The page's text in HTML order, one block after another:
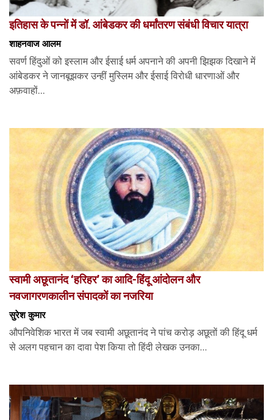
इतिहास के पन्नों में डॉ. आंबेडकर की धर्मांतरण संबंधी विचार यात्रा
शाहनवाज आलम
सवर्ण हिंदुओं को इस्लाम और ईसाई धर्म अपनाने की अपनी झिझक दिखाने में
आंबेडकर ने जानबूझकर उन्हीं मुस्लिम और ईसाई विरोधी धारणाओं और
अफ़वाहों...
स्वामी अछूतानंद ‘हरिहर’ का आदि-हिंदू आंदोलन और
नवजागरणकालीन संपादकों का नजरिया
सुरेश कुमार
औपनिवेशिक भारत में जब स्वामी अछूतानंद ने पांच करोड़ अछूतों की हिंदू धर्म
से अलग पहचान का दावा पेश किया तो हिंदी लेखक उनका...